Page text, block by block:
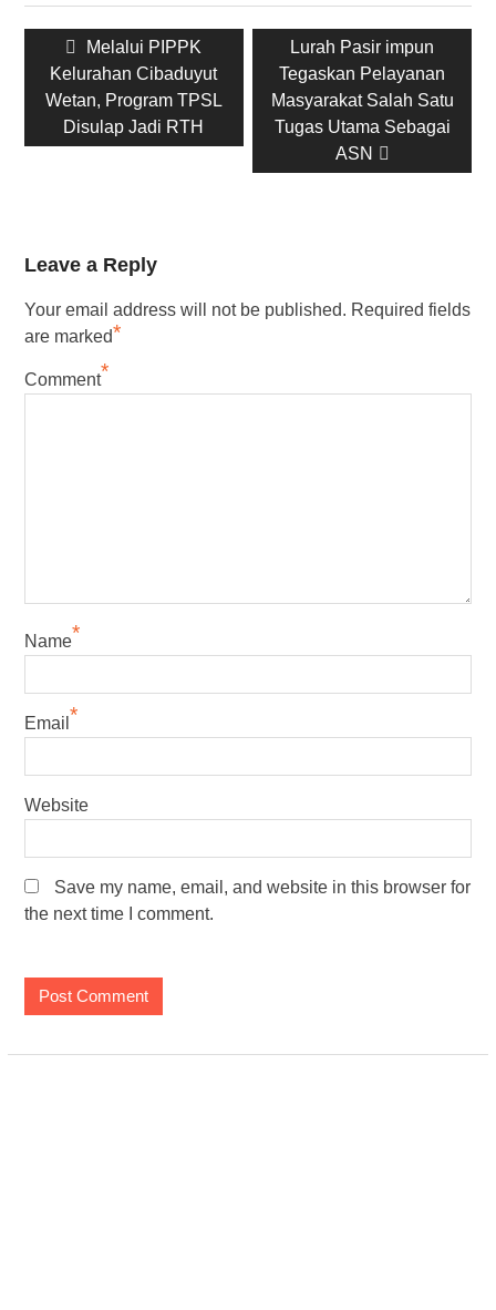
navigation
Previous
post:
Melalui PIPPK
Kelurahan Cibaduyut
Wetan, Program TPSL
Disulap Jadi RTH
Next
post:
Lurah Pasir impun
Tegaskan Pelayanan
Masyarakat Salah Satu
Tugas Utama Sebagai
ASN
Leave a Reply
Your email address will not be published. Required fields
are marked*
Comment*
Name*
Email *
Website
Save my name, email, and website in this browser for
the next time I comment.